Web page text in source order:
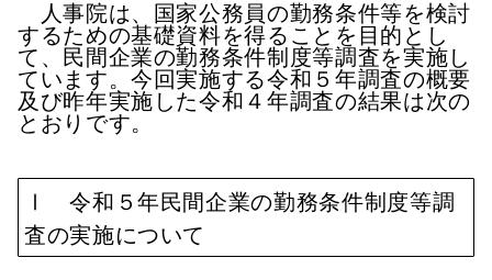
人事院は、国家公務員の勤務条件等を検討
するための基礎資料を得ることを目的とし
て、民間企業の勤務条件制度等調査を実施し
ています。今回実施する令和５年調査の概要
及び昨年実施した令和４年調査の結果は次の
とおりです。
Ⅰ 令和５年民間企業の勤務条件制度等調
査の実施について